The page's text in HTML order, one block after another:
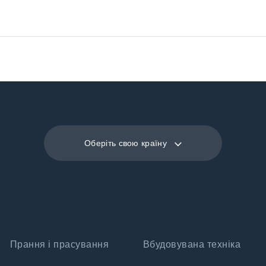
Оберіть свою країну
Прання і прасування Вбудовувана техніка